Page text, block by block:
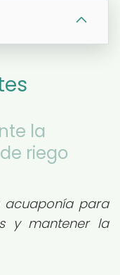
la
riego
para
y mantener la